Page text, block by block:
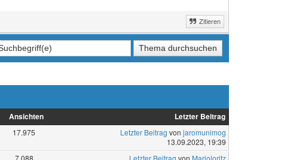
Zitieren
Ansichten Letzter Beitrag
17.975 Letzter Beitrag von jaromunimog
13.09.2023, 19:39
7.088 Letzter Beitrag von Marioloritz